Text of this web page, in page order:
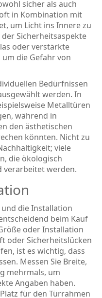
sicher als auch
in Kombination mit
um Licht ins Innere zu
Sicherheitsaspekte
oder verstärkte
die Gefahr von
Bedürfnissen
werden. In
Metalltüren
während in
den ästhetischen
könnten. Nicht zu
viele
die ökologisch
werden.
die Installation
beim Kauf
oder Installation
oder Sicherheitslücken
ist es wichtig, dass
Messen Sie Breite,
mehrmals, um
Angaben haben.
für den Türrahmen